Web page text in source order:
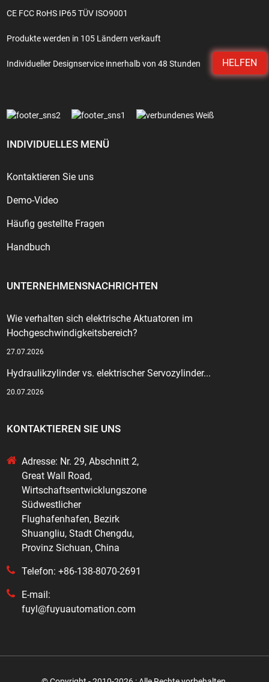
HELFEN
CE FCC RoHS IP65 TÜV ISO9001
Produkte werden in 105 Ländern verkauft
Individueller Designservice innerhalb von 48 Stunden
INDIVIDUELLES MENÜ
Kontaktieren Sie uns
Demo-Video
Häufig gestellte Fragen
Handbuch
UNTERNEHMENSNACHRICHTEN
Wie verhalten sich elektrische Aktuatoren im
Hochgeschwindigkeitsbereich?
27.07.2026
Hydraulikzylinder vs. elektrischer Servozylinder...
20.07.2026
KONTAKTIEREN SIE UNS
Adresse: Nr. 29, Abschnitt 2,
Great Wall Road,
Wirtschaftsentwicklungszone
Südwestlicher
Flughafenhafen, Bezirk
Shuangliu, Stadt Chengdu,
Provinz Sichuan, China
Telefon: +86-138-8070-2691
E-mail:
fuyl@fuyuautomation.com